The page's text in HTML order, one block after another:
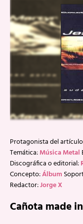
Protagonista del
Temática:Música Metal
Discográfica o editorial:
Concepto:Álbum
Redactor:Jorge X
Cañota made